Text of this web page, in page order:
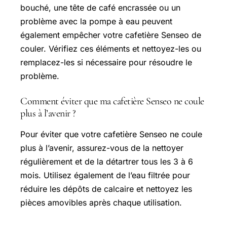
bouché, une tête de café encrassée ou un
problème avec la pompe à eau peuvent
également empêcher votre cafetière Senseo de
couler. Vérifiez ces éléments et nettoyez-les ou
remplacez-les si nécessaire pour résoudre le
problème.
Comment éviter que ma cafetière Senseo ne coule
plus à l’avenir ?
Pour éviter que votre cafetière Senseo ne coule
plus à l’avenir, assurez-vous de la nettoyer
régulièrement et de la détartrer tous les 3 à 6
mois. Utilisez également de l’eau filtrée pour
réduire les dépôts de calcaire et nettoyez les
pièces amovibles après chaque utilisation.